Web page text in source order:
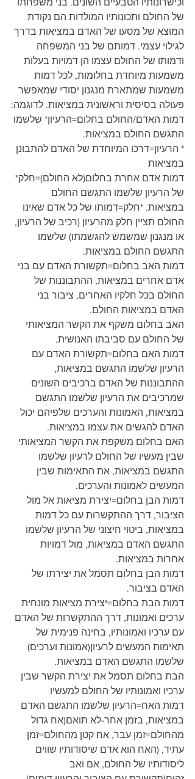
של החולם ותכונותיו המולדות הם נקודת
המוצא של מסעו של האדם במציאות בדרך
לגילוי עצמי. דמותם של בני המשפחה
ודמותו של החולם עצמו הן דמויות בעלות
משמעות מיוחדת בחלומות, לכל דמות
משמעות שמתארת מנגנון יסודי שמאפשר
פעולה בסיסית וראשונית במציאות. לדוגמה:
דמות האדם/החולם בחלום=הרעיון* שלשמו
התגשם החולם במציאות.
* הרעיון=דרכו המיוחדת של האדם להתבונן
במציאות
דמות אדם אחרת בחלום(לא החולם)=חלק*
של הרעיון שלשמו התגשם החולם
במציאות. *חלק=דמותו של כל אדם שאינו
החולם תציין חלק מהרעיון (רכיב של הרעיון,
או מנגנון שמשמש להגשמתו) שלשמו
התגשם החולם במציאות.
דמות האב בחלום=תקשורת האדם עם בני
אדם אחרים במציאות, ההתבוננות של
החולם בכל חלקיו האחרים, ציבור בני
האדם במציאות החולם.
האב בחלום משקף את הקשר המציאותי
של החולם עם סביבתו האנושית.
דמות האם בחלום=תקשורת האדם עם
הרעיון שלשמו התגשם במציאות,
ההתבוננות של האדם ברכיבים השונים
שמרכיבים את הרעיון שלשמו התגשם
במציאות, האמונות והערכים שלפיהם יכול
האדם להגשים את עצמו במציאות.
האם בחלום משקפת את הקשר המציאותי
שבין מעשיו של החולם לרעיון שלשמו
התגשם במציאות, את התאימות שבין
המעשים לאמונות והערכים.
דמות הבן בחלום=יצירת מציאות אל מול
הציבור, דרך ההתקשרות עם כל דמות
במציאות, ביטוי חיצוני של הרעיון שלשמו
התגשם האדם במציאות, מול דמויות
אחרות במציאות.
דמות הבן בחלום תסמל את יצירתו של
האדם בציבור.
דמות הבת בחלום=יצירת מציאות מונחית
ערכים ואמונות, דרך ההתקשרות של האדם
עם ערכיו ואמונותיו, בחינה פנימית של
תאימות המעשים לרעיון(אמונות וערכים)
שלשמו התגשם האדם במציאות.
הבת בחלום תסמל את יצירת הקשר שבין
ערכיו ואמונותיו של החולם למעשיו
דמות האח=הרעיון שלשמו התגשם האדם
במציאות, בזמן אחר-לא תואם(אח גדול
מהחולם=זמן עבר, אח קטן מהחולם=זמן
עתיד, (האח הוא אדם שיסודותיו שווים
ליסודותיו של החולם, אם ואב